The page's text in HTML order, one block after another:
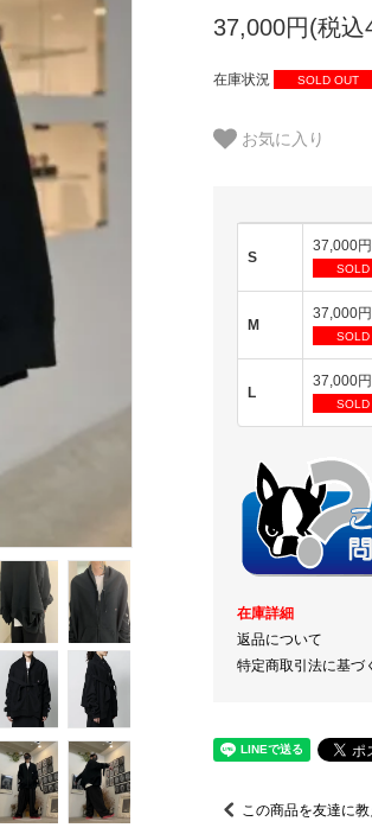
37,000円(税込
在庫状況 SOLD OUT
お気に入り
S
37,000
SOLD
M
37,000
SOLD
L
37,000
SOLD
在庫詳細
返品について
特定商取引法に基づ
この商品を友達に